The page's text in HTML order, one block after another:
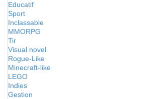
Educatif
Sport
Inclassable
MMORPG
Tir
Visual novel
Rogue-Like
Minecraft-like
LEGO
Indies
Gestion